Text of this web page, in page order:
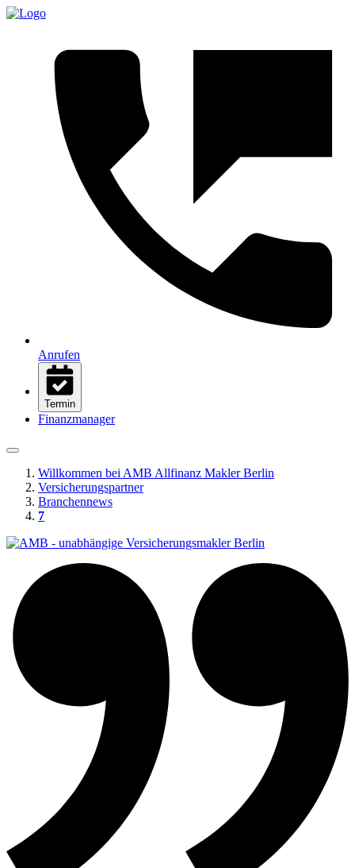
Anrufen
Termin
Finanzmanager
Willkommen bei AMB Allfinanz Makler Berlin
Versicherungspartner
Branchennews
7